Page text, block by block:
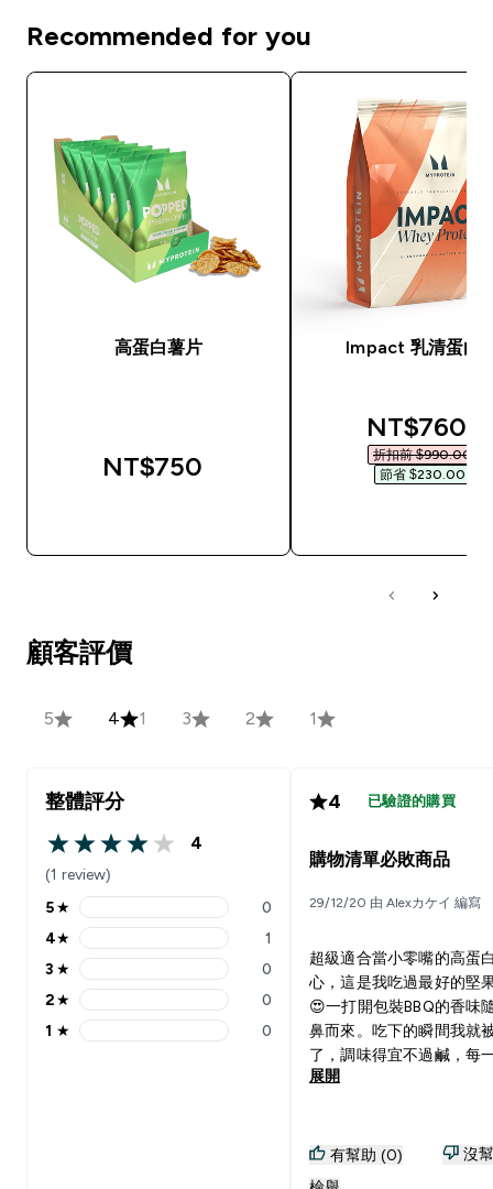
Recommended for you
高蛋白薯片
NT$750‎
Impact 乳清蛋白
NT$760‎
折扣前 $990.00‎
節省 $230.00‎
顧客評價
5 4 1 3 2 1
整體評分
4 out of 5 stars
4
(1 review)
5 stars rating 0 reviews
5★ 0
4 stars rating 1 reviews
4★ 1
3 stars rating 0 reviews
3 ★ 0
2 stars rating 0 reviews
2★ 0
1 stars rating 0 reviews
1 ★ 0
4 已驗證的購買
購物清單必敗商品
29/12/20 由 Alexカケイ 編寫
超級適合當小零嘴的高蛋
心，這是我吃過最好的堅
😍一打開包裝BBQ的香味
鼻而來。吃下的瞬間我就
了，調味得宜不過鹹，每
是幸福的滋味！ 搭配購買: 水 無
展開
有幫助 (0)
沒